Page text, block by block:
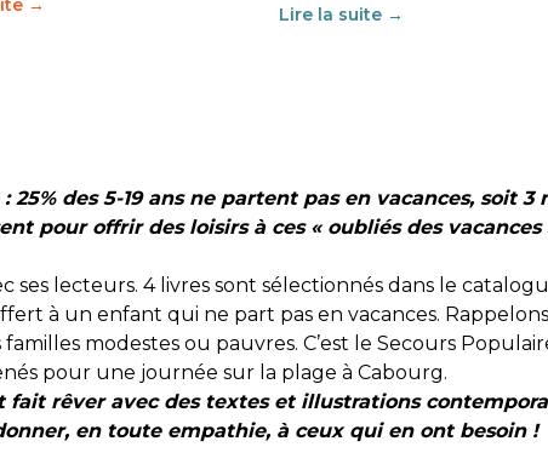
→
Lire la suite →
des 5-19 ans ne partent pas en vacances, soit
pour offrir des loisirs à ces « oubliés des vacances
ses lecteurs. 4 livres sont sélectionnés dans le
à un enfant qui ne part pas en vacances.
modestes ou pauvres. C’est le Secours
pour une journée sur la plage à Cabourg.
rêver avec des textes et illustrations
en toute empathie, à ceux qui en ont besoin !